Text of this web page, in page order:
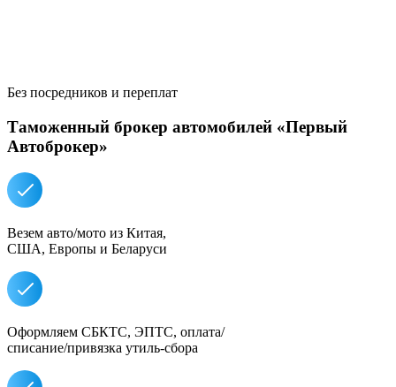
Без посредников и переплат
Таможенный брокер автомобилей «Первый
Автоброкер»
Везем авто/мото из Китая,
США, Европы и Беларуси
Оформляем СБКТС, ЭПТС, оплата/
списание/привязка утиль-сбора